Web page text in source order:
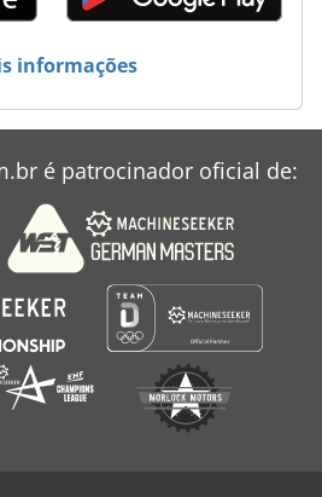
informações
é patrocinador oficial de: